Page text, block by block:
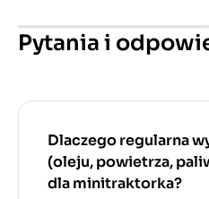
Pytania i
Dlaczego regularna
(oleju, powietrza,
dla minitraktorka?